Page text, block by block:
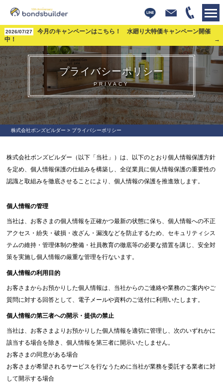
2026/07/27
今月のキャンペーンはこちら！ 水廻り大特価キャンペーン開催
中！
プライバシーポリシー
PRIVACY
株式会社ボンズビルダー > プライバシーポリシー
株式会社ボンズビルダー（以下「当社」）は、以下のとおり個人情報保護方針
を定め、個人情報保護の仕組みを構築し、全従業員に個人情報保護の重要性の
認識と取組みを徹底させることにより、個人情報の保護を推進致します。
個人情報の管理
当社は、お客さまの個人情報を正確かつ最新の状態に保ち、個人情報への不正
アクセス・紛失・破損・改ざん・漏洩などを防止するため、セキュリティシス
テムの維持・管理体制の整備・社員教育の徹底等の必要な措置を講じ、安全対
策を実施し個人情報の厳重な管理を行ないます。
個人情報の利用目的
お客さまからお預かりした個人情報は、当社からのご連絡や業務のご案内やご
質問に対する回答として、電子メールや資料のご送付に利用いたします。
個人情報の第三者への開示・提供の禁止
当社は、お客さまよりお預かりした個人情報を適切に管理し、次のいずれかに
該当する場合を除き、個人情報を第三者に開示いたしません。
お客さまの同意がある場合
お客さまが希望されるサービスを行なうために当社が業務を委託する業者に対
して開示する場合